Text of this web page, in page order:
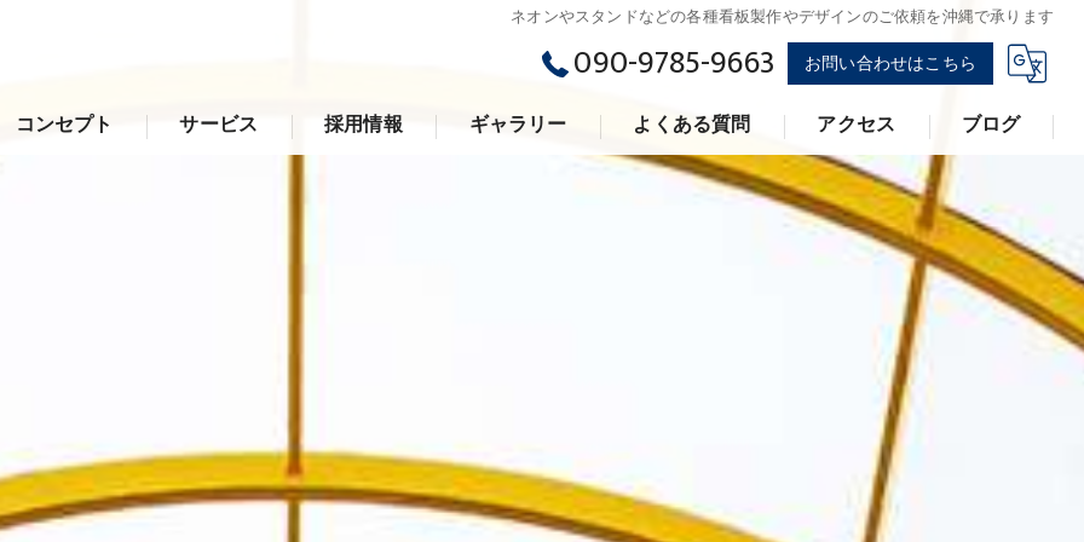
ネオンやスタンドなどの各種看板製作やデザインのご依頼を沖縄で承ります
090-9785-9663 お問い合わせはこちら
コンセプト サービス 採用情報 ギャラリー よくある質問 アクセス
丸金ネオン
ブログ